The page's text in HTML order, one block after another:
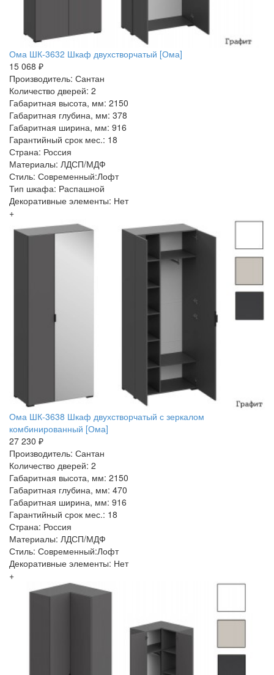
Ома ШК-3632 Шкаф двухстворчатый [Ома]
15 068 ₽
Производитель: Сантан
Количество дверей: 2
Габаритная высота, мм: 2150
Габаритная глубина, мм: 378
Габаритная ширина, мм: 916
Гарантийный срок мес.: 18
Страна: Россия
Материалы: ЛДСП/МДФ
Стиль: Современный:Лофт
Тип шкафа: Распашной
Декоративные элементы: Нет
+
Ома ШК-3638 Шкаф двухстворчатый с зеркалом
комбинированный [Ома]
27 230 ₽
Производитель: Сантан
Количество дверей: 2
Габаритная высота, мм: 2150
Габаритная глубина, мм: 470
Габаритная ширина, мм: 916
Гарантийный срок мес.: 18
Страна: Россия
Материалы: ЛДСП/МДФ
Стиль: Современный:Лофт
Декоративные элементы: Нет
+